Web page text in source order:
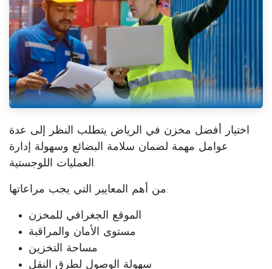
اختيار أفضل مخزن في الرياض يتطلب النظر إلى عدة
عوامل مهمة لضمان سلامة البضائع وسهولة إدارة
العمليات اللوجستية.
من أهم المعايير التي يجب مراعاتها:
الموقع الجغرافي للمخزن
مستوى الأمان والمراقبة
مساحة التخزين
سهولة الوصول لطرق النقل